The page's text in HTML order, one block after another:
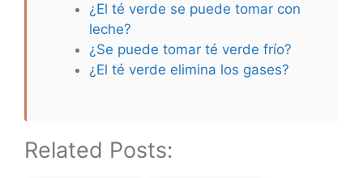
¿El té verde se puede tomar con
leche?
¿Se puede tomar té verde frío?
¿El té verde elimina los gases?
Related Posts: